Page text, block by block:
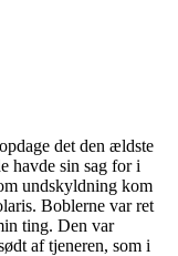
det den ældste
havde sin sag for i
undskyldning kom
Boblerne var ret
ting. Den var
af tjeneren, som i